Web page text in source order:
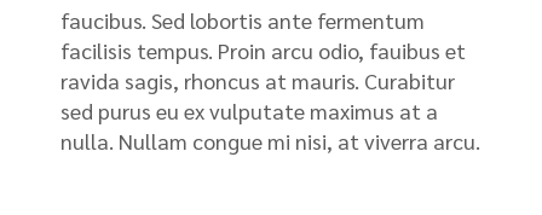
faucibus. Sed lobortis ante fermentum
facilisis tempus. Proin arcu odio, fauibus et
ravida sagis, rhoncus at mauris. Curabitur
sed purus eu ex vulputate maximus at a
nulla. Nullam congue mi nisi, at viverra arcu.